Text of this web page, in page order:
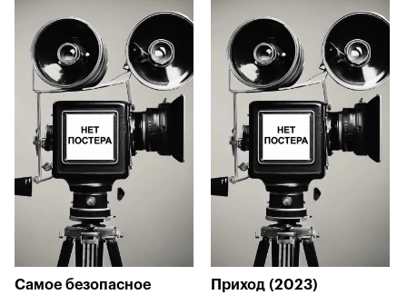
Самое безопасное
Приход (2023)